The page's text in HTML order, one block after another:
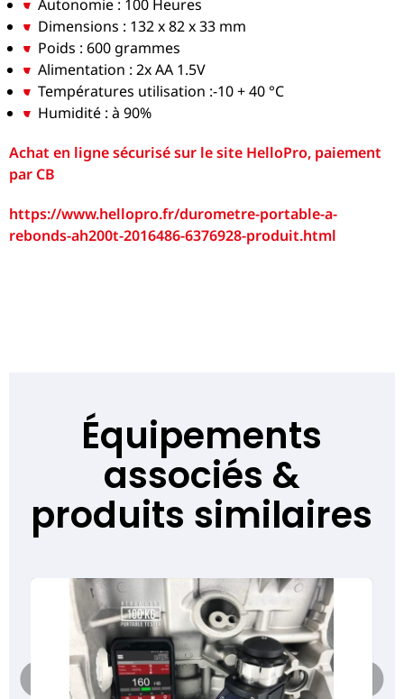
Autonomie : 100 Heures
Dimensions : 132 x 82 x 33 mm
Poids : 600 grammes
Alimentation : 2x AA 1.5V
Températures utilisation :-10 + 40 °C
Humidité : à 90%
Achat en ligne sécurisé sur le site HelloPro, paiement
par CB
https://www.hellopro.fr/durometre-portable-a-
rebonds-ah200t-2016486-6376928-produit.html
Équipements
associés &
produits similaires